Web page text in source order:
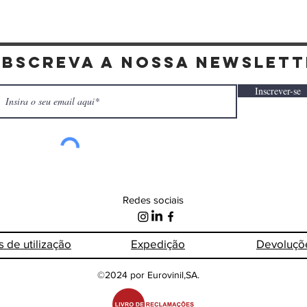
a nossa
Inscrever-se
Redes sociais
de utilização Expedição
©2024 por Eurovinil,SA.